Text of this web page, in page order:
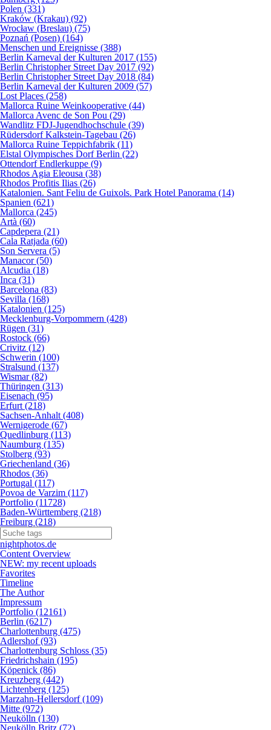
Polen (331)
Kraków (Krakau) (92)
Wrocław (Breslau) (75)
Poznań (Posen) (164)
Menschen und Ereignisse (388)
Berlin Karneval der Kulturen 2017 (155)
Berlin Christopher Street Day 2017 (92)
Berlin Christopher Street Day 2018 (84)
Berlin Karneval der Kulturen 2009 (57)
Lost Places (258)
Mallorca Ruine Weinkooperative (44)
Mallorca Avenc de Son Pou (29)
Wandlitz FDJ-Jugendhochschule (39)
Rüdersdorf Kalkstein-Tagebau (26)
Mallorca Ruine Teppichfabrik (11)
Elstal Olympisches Dorf Berlin (22)
Ottendorf Endlerkuppe (9)
Rhodos Agia Eleousa (38)
Rhodos Profitis Ilias (26)
Katalonien. Sant Feliu de Guixols. Park Hotel Panorama (14)
Spanien (621)
Mallorca (245)
Artà (60)
Capdepera (21)
Cala Ratjada (60)
Son Servera (5)
Manacor (50)
Alcudia (18)
Inca (31)
Barcelona (83)
Sevilla (168)
Katalonien (125)
Mecklenburg-Vorpommern (428)
Rügen (31)
Rostock (66)
Crivitz (12)
Schwerin (100)
Stralsund (137)
Wismar (82)
Thüringen (313)
Eisenach (95)
Erfurt (218)
Sachsen-Anhalt (408)
Wernigerode (67)
Quedlinburg (113)
Naumburg (135)
Stolberg (93)
Griechenland (36)
Rhodos (36)
Portugal (117)
Povoa de Varzim (117)
Portfolio (11728)
Baden-Württemberg (218)
Freiburg (218)
nightphotos.de
Content Overview
NEW: my recent uploads
Favorites
Timeline
The Author
Impressum
Portfolio (12161)
Berlin (6217)
Charlottenburg (475)
Adlershof (93)
Charlottenburg Schloss (35)
Friedrichshain (195)
Köpenick (86)
Kreuzberg (442)
Lichtenberg (125)
Marzahn-Hellersdorf (109)
Mitte (972)
Neukölln (130)
Neukölln Britz (72)